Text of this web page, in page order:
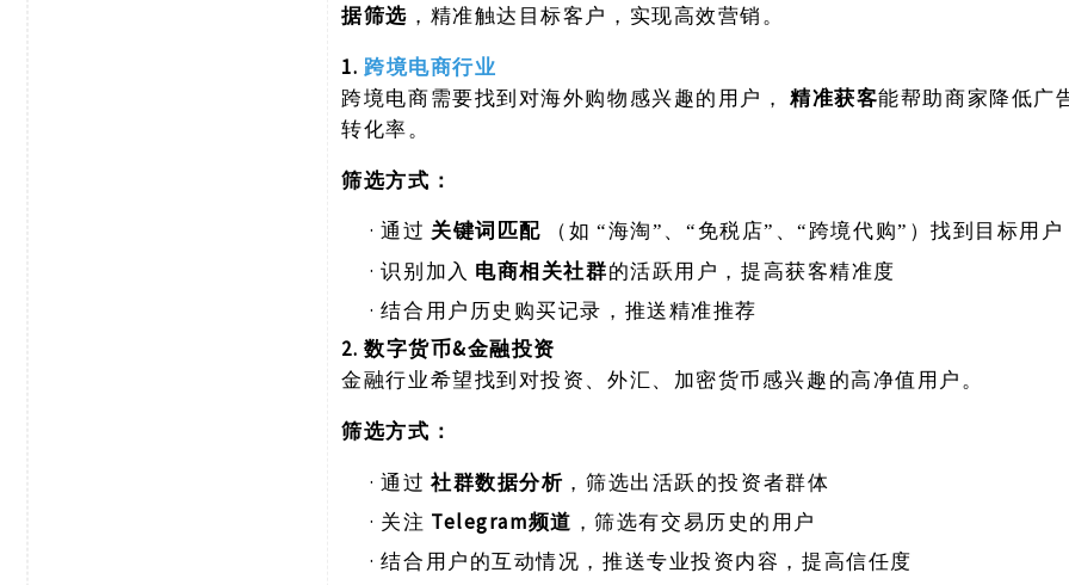
据筛选 ，精准触达目标客户，实现高效营销。
1. 跨境电商行业
跨境电商需要找到对海外购物感兴趣的用户，精准获客能帮助商家降低广
转化率。
筛选方式：
·通过关键词匹配 （如 “海淘”、“免税店”、“跨境代购”）找到目标用户
·识别加入 电商相关社群的活跃用户，提高获客精准度
·结合用户历史购买记录，推送精准推荐
2. 数字货币&金融投资
金融行业希望找到对投资、外汇、加密货币感兴趣的高净值用户。
筛选方式：
·通过社群数据分析 ，筛选出活跃的投资者群体
· 关注 Telegram频道 ，筛选有交易历史的用户
·结合用户的互动情况，推送专业投资内容，提高信任度